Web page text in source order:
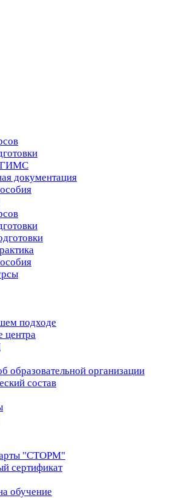
ГИМС
документация
подходе
центра
образовательной организации
состав
"СТОРМ"
сертификат
обучение